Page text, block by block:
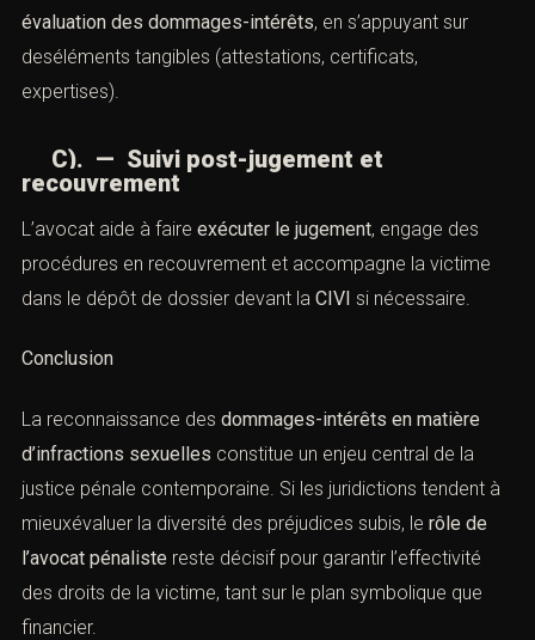
évaluation des dommages-intérêts, en s’appuyant sur
deséléments tangibles (attestations, certificats,
expertises).
C). — Suivi post-jugement et
recouvrement
L’avocat aide à faire exécuter le jugement, engage des
procédures en recouvrement et accompagne la victime
dans le dépôt de dossier devant la CIVI si nécessaire.
Conclusion
La reconnaissance des dommages-intérêts en matière
d’infractions sexuelles constitue un enjeu central de la
justice pénale contemporaine. Si les juridictions tendent à
mieuxévaluer la diversité des préjudices subis, le rôle de
l’avocat pénaliste reste décisif pour garantir l’effectivité
des droits de la victime, tant sur le plan symbolique que
financier.